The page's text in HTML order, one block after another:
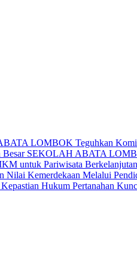
LOMBOK Teguhkan
Besar SEKOLAH ABATA
untuk Pariwisata
Kemerdekaan Melalui
Hukum Pertanahan